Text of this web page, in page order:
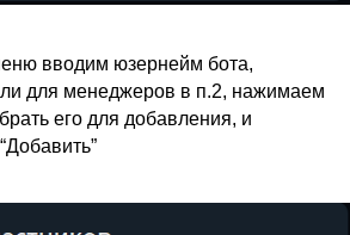
вводим юзернейм бота,
для менеджеров в п.2, нажимаем
его для добавления, и